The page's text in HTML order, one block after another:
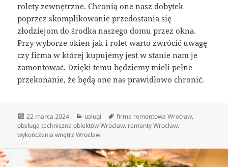
rolety zewnętrzne. Chronią one nasz dobytek
poprzez skomplikowanie przedostania się
złodziejom do środka naszego domu przez okna.
Przy wyborze okien jak i rolet warto zwrócić uwagę
czy firma w której kupujemy jest w stanie nam je
zamontować. Dzięki temu będziemy mieli pełne
przekonanie, że będą one nas prawidłowo chronić.
Data
publikacji
22 marca 2024 Kategorie
usługi Tagi
firma remontowa Wrocław,
obsługa techniczna obiektów Wrocław, remonty Wrocław,
wykończenia wnętrz Wrocław